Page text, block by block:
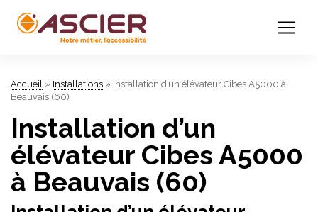
Accueil » Installations » Installation d’un élévateur Cibes A5000 à
Beauvais (60)
Installation d’un
élévateur Cibes A5000
à Beauvais (60)